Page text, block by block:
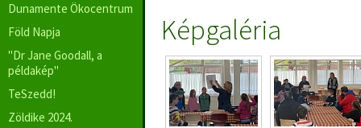
Dunamente Ökocentrum
Föld Napja
"Dr Jane Goodall, a
példakép"
TeSzedd!
Zöldike 2024.
Képgaléria